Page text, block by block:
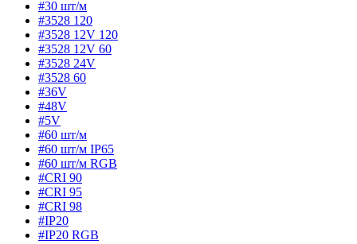
#30 шт/м
#3528 120
#3528 12V 120
#3528 12V 60
#3528 24V
#3528 60
#36V
#48V
#5V
#60 шт/м
#60 шт/м IP65
#60 шт/м RGB
#CRI 90
#CRI 95
#CRI 98
#IP20
#IP20 RGB